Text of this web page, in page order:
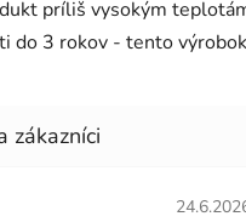
príliš vysokým
do 3 rokov - tento
je 5 z 5 hviezdičiek.